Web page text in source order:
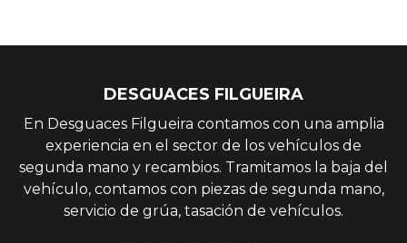
DESGUACES FILGUEIRA
En Desguaces Filgueira contamos con una amplia
experiencia en el sector de los vehículos de
segunda mano y recambios. Tramitamos la baja del
vehículo, contamos con piezas de segunda mano,
servicio de grúa, tasación de vehículos.